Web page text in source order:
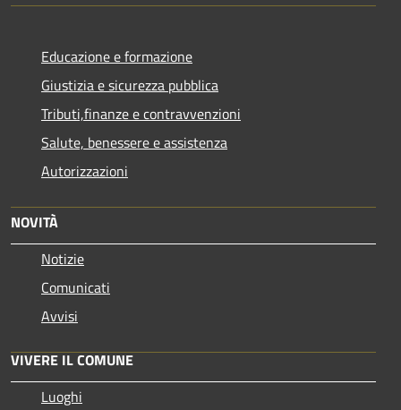
Educazione e formazione
Giustizia e sicurezza pubblica
Tributi,finanze e contravvenzioni
Salute, benessere e assistenza
Autorizzazioni
NOVITÀ
Notizie
Comunicati
Avvisi
VIVERE IL COMUNE
Luoghi